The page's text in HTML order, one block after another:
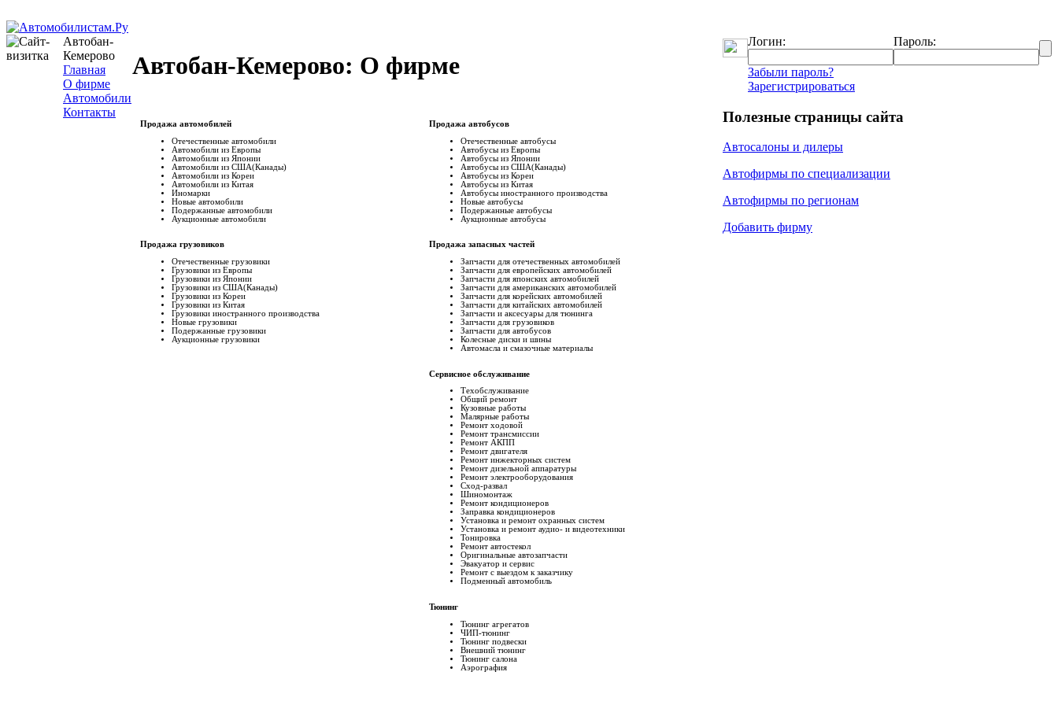
Автобан-
Кемерово
Главная
О фирме
Автомобили
Контакты
Автобан-Кемерово: О фирме
Продажа автомобилей
Отечественные автомобили
Автомобили из Европы
Автомобили из Японии
Автомобили из США(Канады)
Автомобили из Кореи
Автомобили из Китая
Иномарки
Новые автомобили
Подержанные автомобили
Аукционные автомобили
Продажа грузовиков
Отечественные грузовики
Грузовики из Европы
Грузовики из Японии
Грузовики из США(Канады)
Грузовики из Кореи
Грузовики из Китая
Грузовики иностранного производства
Новые грузовики
Подержанные грузовики
Аукционные грузовики
Продажа автобусов
Отечественные автобусы
Автобусы из Европы
Автобусы из Японии
Автобусы из США(Канады)
Автобусы из Кореи
Автобусы из Китая
Автобусы иностранного производства
Новые автобусы
Подержанные aвтобусы
Аукционные aвтобусы
Продажа запасных частей
Запчасти для отечественных автомобилей
Запчасти для европейских автомобилей
Запчасти для японских автомобилей
Запчасти для американских автомобилей
Запчасти для корейских автомобилей
Запчасти для китайских автомобилей
Запчасти и аксесуары для тюнинга
Запчасти для грузовиков
Запчасти для автобусов
Колесные диски и шины
Автомасла и смазочные материалы
Сервисное обслуживание
Техобслуживание
Общий ремонт
Кузовные работы
Малярные работы
Ремонт ходовой
Ремонт трансмиссии
Ремонт АКПП
Ремонт двигателя
Ремонт инжекторных систем
Ремонт дизельной аппаратуры
Ремонт электрооборудования
Сход-развал
Шиномонтаж
Ремонт кондиционеров
Заправка кондиционеров
Установка и ремонт охранных систем
Установка и ремонт аудио- и видеотехники
Тонировка
Ремонт автостекол
Оригинальные автозапчасти
Эвакуатор и сервис
Ремонт с выездом к заказчику
Подменный автомобиль
Тюнинг
Тюнинг агрегатов
ЧИП-тюнинг
Тюнинг подвески
Внешний тюнинг
Тюнинг салона
Аэрография
Логин: Пароль:
Забыли пароль?
Зарегистрироваться
Полезные страницы сайта
Автосалоны и дилеры
Автофирмы по специализации
Автофирмы по регионам
Добавить фирму